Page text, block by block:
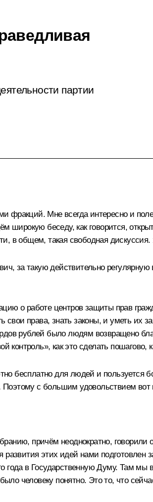
партии
фракций. Мне всегда интересно и
широкую беседу, как говорится,
в общем, такая свободная
такую действительно регулярную
о работе центров защиты прав
свои права, знать законы, и уметь
рублей было людям возвращено
контроль», как это сделать
бесплатно для людей и
с большим удовольствием
причём неоднократно, говорили о
этих идей нами подготовлен
в Государственную Думу. Там мы
человеку понятно. Это то, что